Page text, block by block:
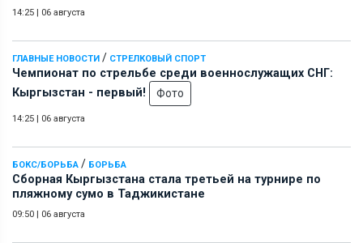
14:25 | 06 августа
ГЛАВНЫЕ НОВОСТИ / СТРЕЛКОВЫЙ СПОРТ
Чемпионат по стрельбе среди военнослужащих СНГ:
Кыргызстан - первый!
Фото
14:25 | 06 августа
БОКС/БОРЬБА / БОРЬБА
Сборная Кыргызстана стала третьей на турнире по
пляжному сумо в Таджикистане
09:50 | 06 августа